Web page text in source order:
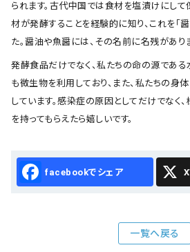
られます。古代中国では食材を塩漬けにして
材が発酵することを経験的に知り、これを「醤
た。醤油や魚醤には、その名前に名残がありま
発酵食品だけでなく、私たちの命の源であ
も微生物を利用しており、また、私たちの
しています。感染症の原因としてだけでなく
を持ってもらえたら嬉しいです。
Facebook X
一覧へ戻る